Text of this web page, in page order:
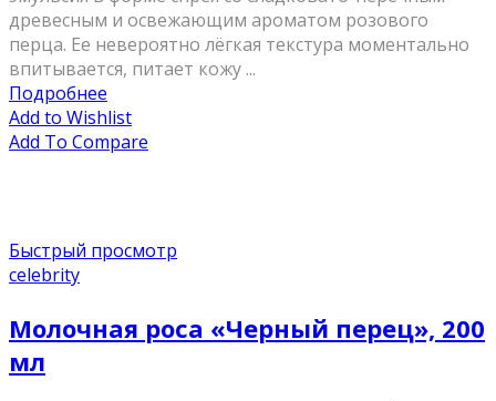
древесным и освежающим ароматом розового
перца. Ее невероятно лёгкая текстура моментально
впитывается, питает кожу ...
Подробнее
Add to Wishlist
Add To Compare
Быстрый просмотр
celebrity
Молочная роса «Черный перец», 200
мл